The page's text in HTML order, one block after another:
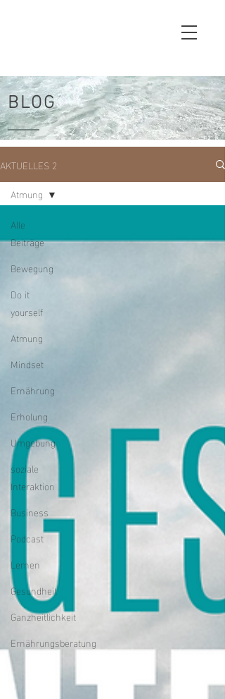
BLOG
AKTUELLES 2
Alle
Beiträge
Bewegung
Do it
yourself
Atmung
Mindset
Ernährung
Erholung
Umgebung
soziale
Interaktion
Business
Podcast
Lernen
Gesundheit
Ganzheitlichkeit
Ernährungsberatung
Atmung